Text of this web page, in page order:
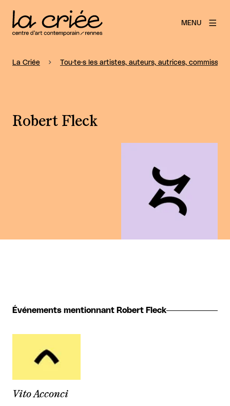
MENU
La Criée Tou·te·s les artistes, auteurs, autrices,
Robert Fleck
Événements mentionnant Robert Fleck
Vito Acconci